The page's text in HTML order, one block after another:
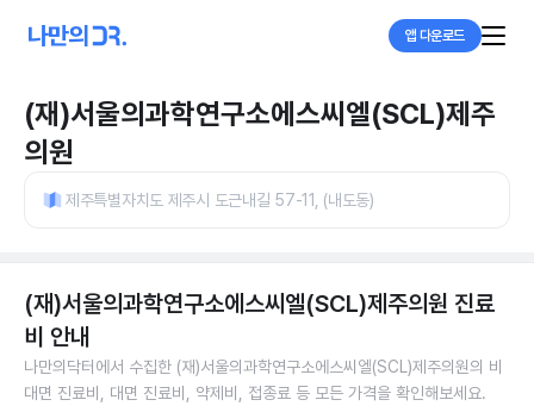
앱 다운로드
(재)서울의과학연구소에스씨엘(SCL)제주
의원
제주특별자치도 제주시 도근내길 57-11, (내도동)
(재)서울의과학연구소에스씨엘(SCL)제주의원 진료
비 안내
나만의닥터에서 수집한 (재)서울의과학연구소에스씨엘(SCL)제주의원의 비
대면 진료비, 대면 진료비, 약제비, 접종료 등 모든 가격을 확인해보세요.